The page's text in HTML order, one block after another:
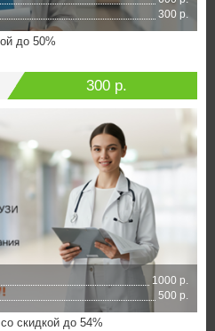
300 р.
до 50%
300 р.
1000 р.
500 р.
скидкой до 54%